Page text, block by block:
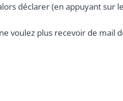
déclarer (en appuyant sur
voulez plus recevoir de mail